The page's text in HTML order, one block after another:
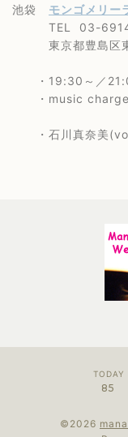
池袋 モンゴメリー
TEL 03-
東京都豊島区東
・19:30～／
・music
・石川真奈美
TODAY
85
©2026